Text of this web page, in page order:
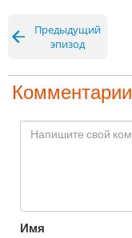
Предыдущий
эпизод
Комментарии
Имя